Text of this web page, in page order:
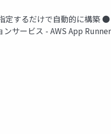
するだけで自動的に構築 ●
サービス - AWS App